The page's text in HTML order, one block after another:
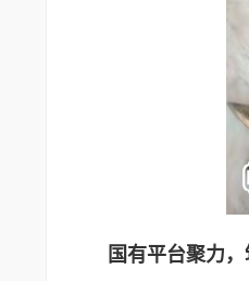
国有平台聚力